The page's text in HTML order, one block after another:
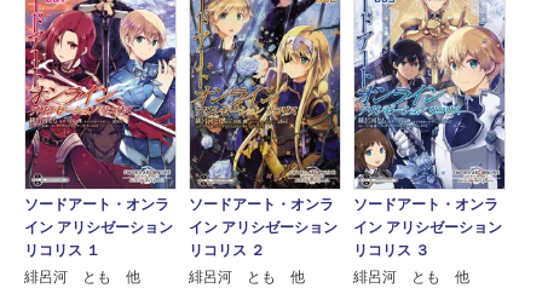
ソードアート・オンラ
イン アリシゼーション
リコリス １
緋呂河 とも 他
ソードアート・オンラ
イン アリシゼーション
リコリス ２
緋呂河 とも 他
ソードアート・オンラ
イン アリシゼーション
リコリス ３
緋呂河 とも 他